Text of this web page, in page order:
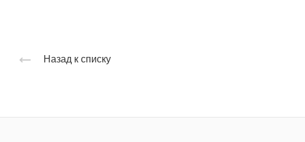
Назад к списку